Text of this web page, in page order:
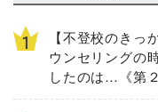
【不登校のきっ
ウンセリングの
したのは…《第２